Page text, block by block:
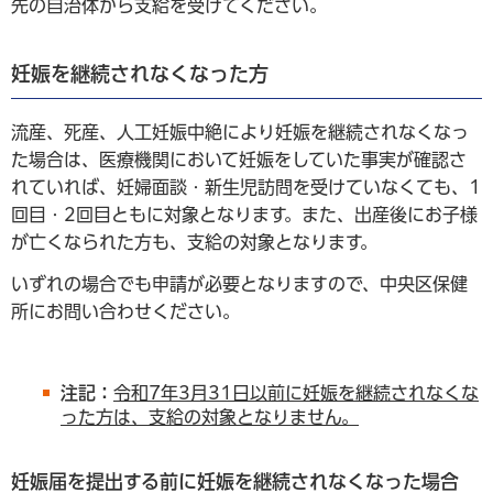
先の自治体から支給を受けてください。
妊娠を継続されなくなった方
流産、死産、人工妊娠中絶により妊娠を継続されなくなっ
た場合は、医療機関において妊娠をしていた事実が確認さ
れていれば、妊婦面談・新生児訪問を受けていなくても、1
回目・2回目ともに対象となります。また、出産後にお子様
が亡くなられた方も、支給の対象となります。
いずれの場合でも申請が必要となりますので、中央区保健
所にお問い合わせください。
注記： 令和7年3月31日以前に妊娠を継続されなくな
った方は、支給の対象となりません。
妊娠届を提出する前に妊娠を継続されなくなった場合